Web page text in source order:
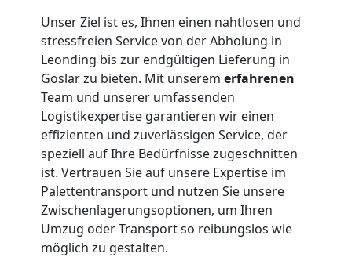
Unser Ziel ist es, Ihnen einen nahtlosen und
stressfreien Service von der Abholung in
Leonding bis zur endgültigen Lieferung in
Goslar zu bieten. Mit unserem erfahrenen
Team und unserer umfassenden
Logistikexpertise garantieren wir einen
effizienten und zuverlässigen Service, der
speziell auf Ihre Bedürfnisse zugeschnitten
ist. Vertrauen Sie auf unsere Expertise im
Palettentransport und nutzen Sie unsere
Zwischenlagerungsoptionen, um Ihren
Umzug oder Transport so reibungslos wie
möglich zu gestalten.